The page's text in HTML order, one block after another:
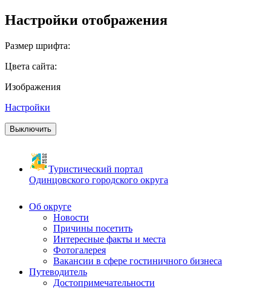
Настройки отображения
Размер шрифта:
Цвета сайта:
Изображения
Настройки
Выключить
Туристический портал
Одинцовского городского округа
Об округе
Новости
Причины посетить
Интересные факты и места
Фотогалерея
Вакансии в сфере гостиничного бизнеса
Путеводитель
Достопримечательности